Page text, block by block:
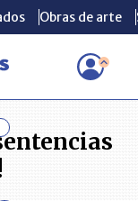
Obras de arte
¡Congruencia
Obras de arte